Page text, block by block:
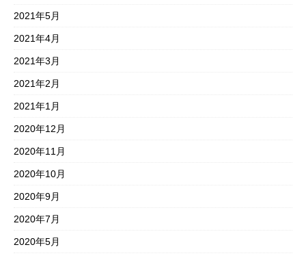
2021年5月
2021年4月
2021年3月
2021年2月
2021年1月
2020年12月
2020年11月
2020年10月
2020年9月
2020年7月
2020年5月